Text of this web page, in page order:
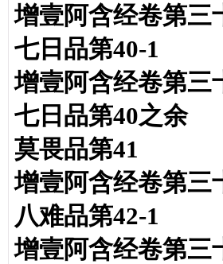
增壹阿含经卷第三
七日品第40-1
增壹阿含经卷第三
七日品第40之余
莫畏品第41
增壹阿含经卷第三
八难品第42-1
增壹阿含经卷第三